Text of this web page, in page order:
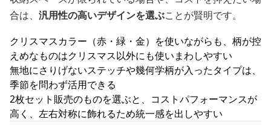
合は、 汎用性の高いデザインを選ぶことが賢明です。
クリスマスカラー（赤・緑・金）を使いながらも、柄が控
えめなものはクリスマス以外にも使いまわしやすい
無地にさりげないステッチや幾何学柄が入ったタイプは、
季節を問わず活用できる
2枚セット販売のものを選ぶと、コストパフォーマンスが
高く、左右対称に飾れるため統一感を出しやすい